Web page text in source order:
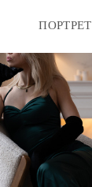
ПОРТРЕТ